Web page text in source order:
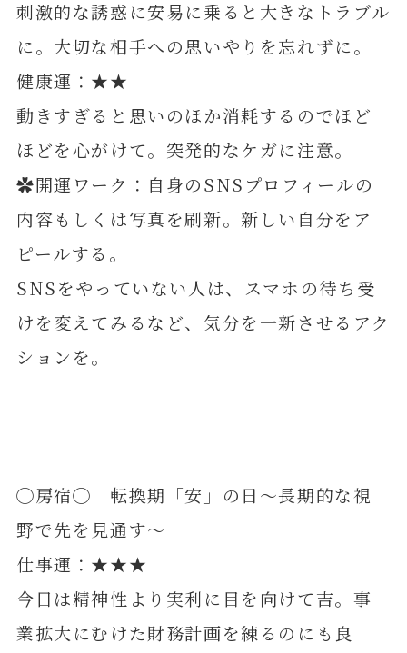
刺激的な誘惑に安易に乗ると大きなトラブル
に。大切な相手への思いやりを忘れずに。
健康運：★★
動きすぎると思いのほか消耗するのでほど
ほどを心がけて。突発的なケガに注意。
✿開運ワーク：自身のSNSプロフィールの
内容もしくは写真を刷新。新しい自分をア
ピールする。
SNSをやっていない人は、スマホの待ち受
けを変えてみるなど、気分を一新させるアク
ションを。
◯房宿◯ 転換期「安」の日～長期的な視
野で先を見通す～
仕事運：★★★
今日は精神性より実利に目を向けて吉。事
業拡大にむけた財務計画を練るのにも良